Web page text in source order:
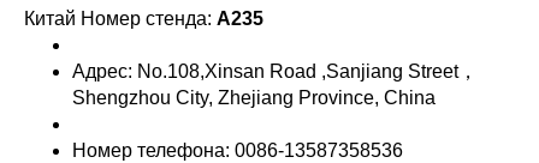
Китай Номер стенда: A235
Адрес: No.108,Xinsan Road ,Sanjiang Street，
Shengzhou City, Zhejiang Province, China
Номер телефона: 0086-13587358536